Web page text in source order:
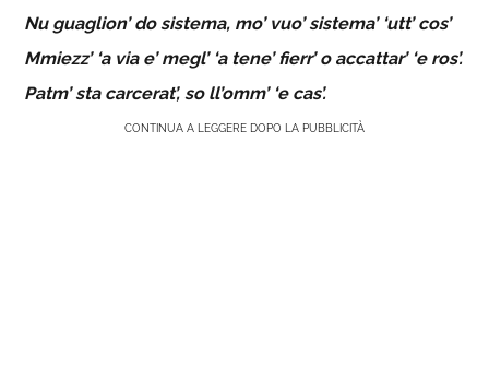
Nu guaglion’ do sistema, mo’ vuo’ sistema’ ‘utt’ cos’
Mmiezz’ ‘a via e’ megl’ ‘a tene’ fierr’ o accattar’ ‘e ros’.
Patm’ sta carcerat’, so ll’omm’ ‘e cas’.
CONTINUA A LEGGERE DOPO LA PUBBLICITÀ